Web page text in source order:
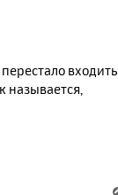
входить
называется,